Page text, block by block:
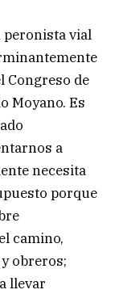
peronista vial
Congreso de
Moyano. Es
a
necesita
porque
camino,
obreros;
llevar